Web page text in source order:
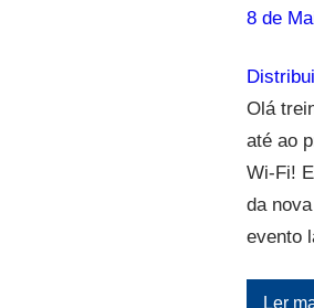
8 de
Olá
até ao
Wi-Fi!
da
evento
Ler